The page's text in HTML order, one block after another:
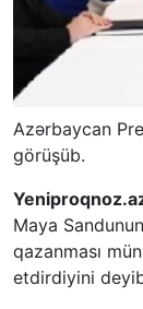
Azərbaycan
görüşüb.
Maya
qazanması
etdirdiyini